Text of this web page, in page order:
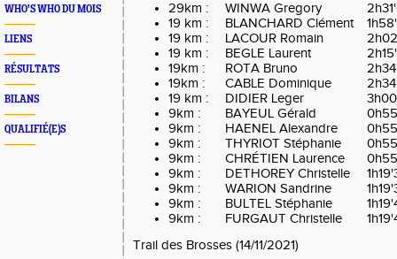
WHO'S WHO DU MOIS
LIENS
RÉSULTATS
BILANS
QUALIFIÉ(E)S
29km :
WINWA Gregory
19 km :
BLANCHARD Clément
19 km :
LACOUR Romain
19 km :
BEGLE Laurent
19km :
ROTA Bruno
19km :
CABLE Dominique
19 km :
DIDIER Leger
9km :
BAYEUL Gérald
9km :
HAENEL Alexandre
9km :
THYRIOT Stéphanie
9km :
CHRÉTIEN Laurence
9km :
DETHOREY Christelle
9km :
WARION Sandrine
9km :
BULTEL Stéphanie
9km :
FURGAUT Christelle
Trail des Brosses (14/11/2021)